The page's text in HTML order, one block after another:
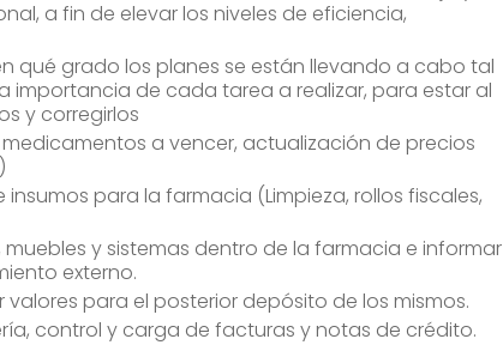
a fin de elevar los niveles de eficiencia,
grado los planes se están llevando a cabo tal
de cada tarea a realizar, para estar al
y corregirlos
a vencer, actualización de precios
para la farmacia (Limpieza, rollos fiscales,
y sistemas dentro de la farmacia e informar
externo.
para el posterior depósito de los mismos.
control y carga de facturas y notas de crédito.